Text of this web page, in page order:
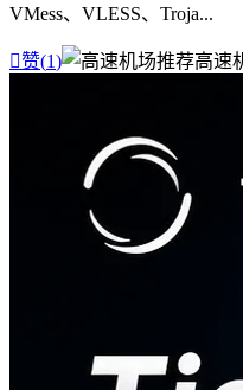
VMess、VLESS、Troja...
赞(1) 高速